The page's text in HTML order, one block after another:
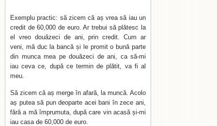
Exemplu practic: să zicem că aș vrea să iau un
credit de 60,000 de euro. Ar trebui să plătesc la
el vreo douăzeci de ani, prin credit. Cum ar
veni, mă duc la bancă și le promit o bună parte
din munca mea pe douăzeci de ani, ca să-mi
iau ceva ce, după ce termin de plătit, va fi al
meu.
Să zicem că aș merge în afară, la muncă. Acolo
aș putea să pun deoparte acei bani în zece ani,
fără a mă împrumuta, după care vin acasă și-mi
iau casa de 60,000 de euro.